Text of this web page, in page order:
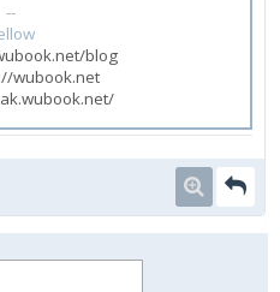
--
blog
wubook.net